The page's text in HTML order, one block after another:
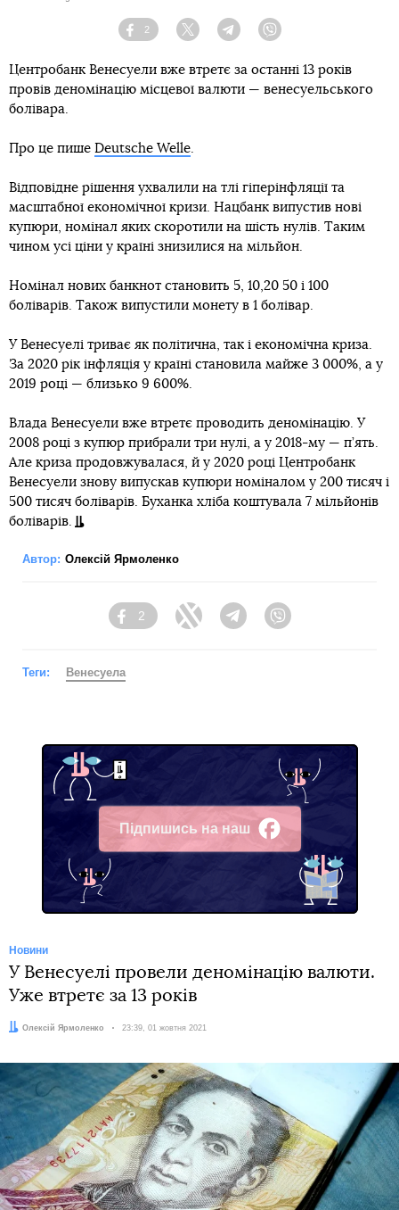
Facebook
2
Twitter TelegramViber
Центробанк Венесуели вже втретє за останні 13 років
провів деномінацію місцевої валюти — венесуельського
болівара.
Про це пише Deutsche Welle.
Відповідне рішення ухвалили на тлі гіперінфляції та
масштабної економічної кризи. Нацбанк випустив нові
купюри, номінал яких скоротили на шість нулів. Таким
чином усі ціни у країні знизилися на мільйон.
Номінал нових банкнот становить 5, 10,20 50 і 100
боліварів. Також випустили монету в 1 болівар.
У Венесуелі триває як політична, так і економічна криза.
За 2020 рік інфляція у країні становила майже 3 000%, а у
2019 році — близько 9 600%.
Влада Венесуели вже втретє проводить деномінацію. У
2008 році з купюр прибрали три нулі, а у 2018-му — п’ять.
Але криза продовжувалася, й у 2020 році Центробанк
Венесуели знову випускав купюри номіналом у 200 тисяч і
500 тисяч боліварів. Буханка хліба коштувала 7 мільйонів
боліварів.
Автор: Олексій Ярмоленко
Facebook
2
Twitter Telegram
Теги: Венесуела
Підпишись на наш
Facebook
Новини
У Венесуелі провели деномінацію валюти.
Уже втретє за 13 років
Автор:
Олексій Ярмоленко Дата:
23:39, 01 жовтня 2021